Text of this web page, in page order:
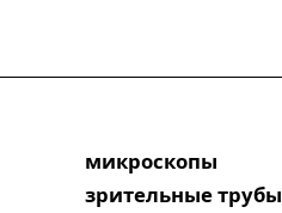
микроскопы
зрительные трубы